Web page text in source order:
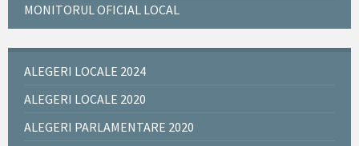
MONITORUL OFICIAL LOCAL
ALEGERI LOCALE 2024
ALEGERI LOCALE 2020
ALEGERI PARLAMENTARE 2020